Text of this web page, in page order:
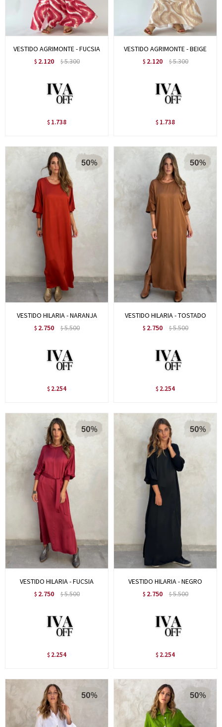
VESTIDO AGRIMONTE - FUCSIA
$ 2.120 $5.300
$ 1.738
VESTIDO AGRIMONTE - BEIGE
$ 2.120 $5.300
$ 1.738
VESTIDO HILARIA - NARANJA
$ 2.750 $5.500
$ 2.254
VESTIDO HILARIA - TOSTADO
$ 2.750 $5.500
$ 2.254
VESTIDO HILARIA - FUCSIA
$ 2.750 $5.500
$ 2.254
VESTIDO HILARIA - NEGRO
$ 2.750 $5.500
$ 2.254